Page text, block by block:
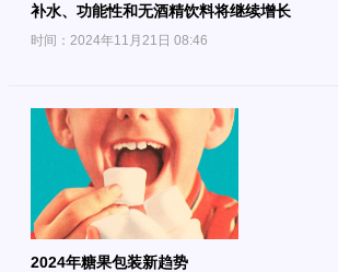
补水、功能性和无酒精饮料将继续增长
时间：2024年11月21日 08:46
2024年糖果包装新趋势